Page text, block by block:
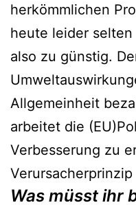
herkömmlichen
heute leider
also zu günstig.
Allgemeinheit
arbeitet die
Verbesserung zu
Was müsst ihr